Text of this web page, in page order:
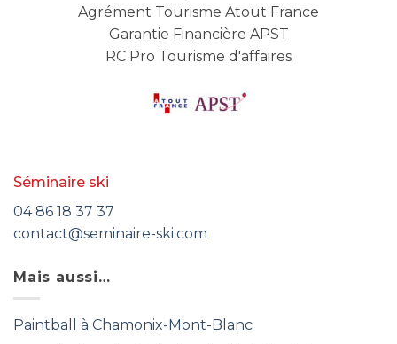
Agrément Tourisme Atout France
Garantie Financière APST
RC Pro Tourisme d'affaires
Séminaire ski
04 86 18 37 37
contact@seminaire-ski.com
Mais aussi…
Paintball à Chamonix-Mont-Blanc